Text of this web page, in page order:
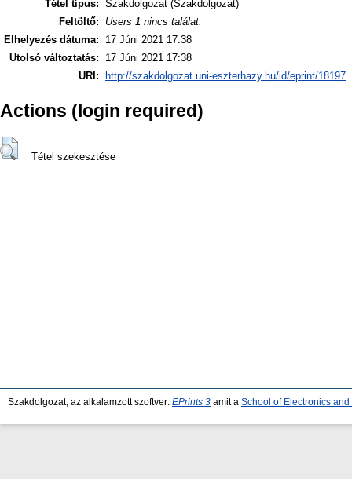
Tétel típus: Szakdolgozat (Szakdolgozat)
Feltöltő:
Users 1 nincs találat.
Elhelyezés dátuma:
17 Júni 2021 17:38
Utolsó változtatás:
17 Júni 2021 17:38
URI:
http://szakdolgozat.uni-eszterhazy.hu/id/eprint/18197
Actions (login required)
Tétel szekesztése
Szakdolgozat, az alkalamzott szoftver: EPrints 3 amit a School of Electronics